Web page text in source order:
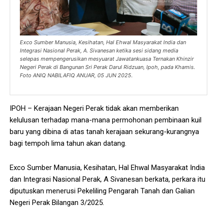
Exco Sumber Manusia, Kesihatan, Hal Ehwal Masyarakat India dan
Integrasi Nasional Perak, A. Sivanesan ketika sesi sidang media
selepas mempengerusikan mesyuarat Jawatankuasa Ternakan Khinzir
Negeri Perak di Bangunan Sri Perak Darul Ridzuan, Ipoh, pada Khamis.
Foto ANIQ NABILAFIQ ANUAR, 05 JUN 2025.
IPOH – Kerajaan Negeri Perak tidak akan memberikan
kelulusan terhadap mana-mana permohonan pembinaan kuil
baru yang dibina di atas tanah kerajaan sekurang-kurangnya
bagi tempoh lima tahun akan datang.
Exco Sumber Manusia, Kesihatan, Hal Ehwal Masyarakat India
dan Integrasi Nasional Perak, A Sivanesan berkata, perkara itu
diputuskan menerusi Pekeliling Pengarah Tanah dan Galian
Negeri Perak Bilangan 3/2025.